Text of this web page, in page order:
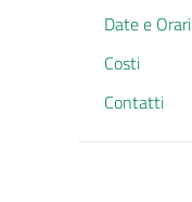
Date e Orari
Costi
Contatti